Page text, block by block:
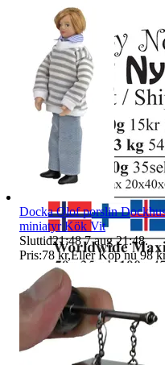
Docka Olof porslin
miniatyr Kök Vit
Sluttid21:48 7 aug 21:48.
Pris:78 kr,Eller Köp nu 98 kr